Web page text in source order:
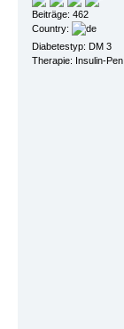
Beiträge: 462
Country:
Diabetestyp: DM 3
Therapie: Insulin-Pen